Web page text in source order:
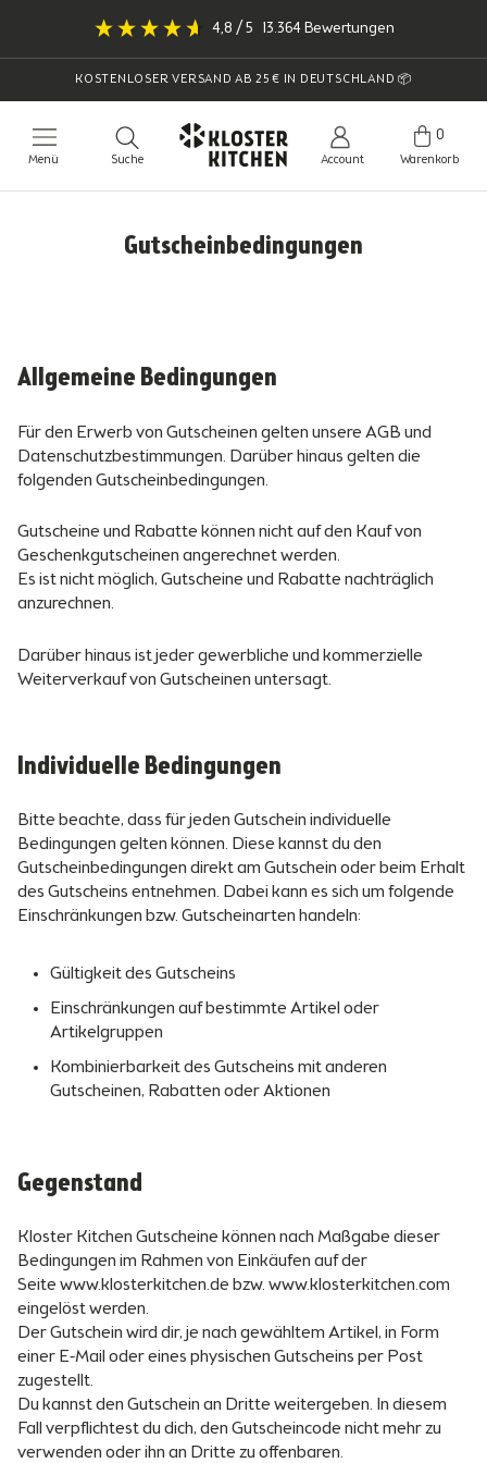
Inhalt
4,8 / 5 13.364 Bewertungen
KOSTENLOSER VERSAND AB 25 € IN DEUTSCHLAND 📦
Menü Suche Account
0
Warenkorb
Gutscheinbedingungen
Allgemeine Bedingungen
Für den Erwerb von Gutscheinen gelten unsere AGB und
Datenschutzbestimmungen. Darüber hinaus gelten die
folgenden Gutscheinbedingungen.
Gutscheine und Rabatte können nicht auf den Kauf von
Geschenkgutscheinen angerechnet werden.
Es ist nicht möglich, Gutscheine und Rabatte nachträglich
anzurechnen.
Darüber hinaus ist jeder gewerbliche und kommerzielle
Weiterverkauf von Gutscheinen untersagt.
Individuelle Bedingungen
Bitte beachte, dass für jeden Gutschein individuelle
Bedingungen gelten können. Diese kannst du den
Gutscheinbedingungen direkt am Gutschein oder beim Erhalt
des Gutscheins entnehmen. Dabei kann es sich um folgende
Einschränkungen bzw. Gutscheinarten handeln:
Gültigkeit des Gutscheins
Einschränkungen auf bestimmte Artikel oder
Artikelgruppen
Kombinierbarkeit des Gutscheins mit anderen
Gutscheinen, Rabatten oder Aktionen
Gegenstand
Kloster Kitchen Gutscheine können nach Maßgabe dieser
Bedingungen im Rahmen von Einkäufen auf der
Seite www.klosterkitchen.de bzw. www.klosterkitchen.com
eingelöst werden.
Der Gutschein wird dir, je nach gewähltem Artikel, in Form
einer E-Mail oder eines physischen Gutscheins per Post
zugestellt.
Du kannst den Gutschein an Dritte weitergeben. In diesem
Fall verpflichtest du dich, den Gutscheincode nicht mehr zu
verwenden oder ihn an Dritte zu offenbaren.